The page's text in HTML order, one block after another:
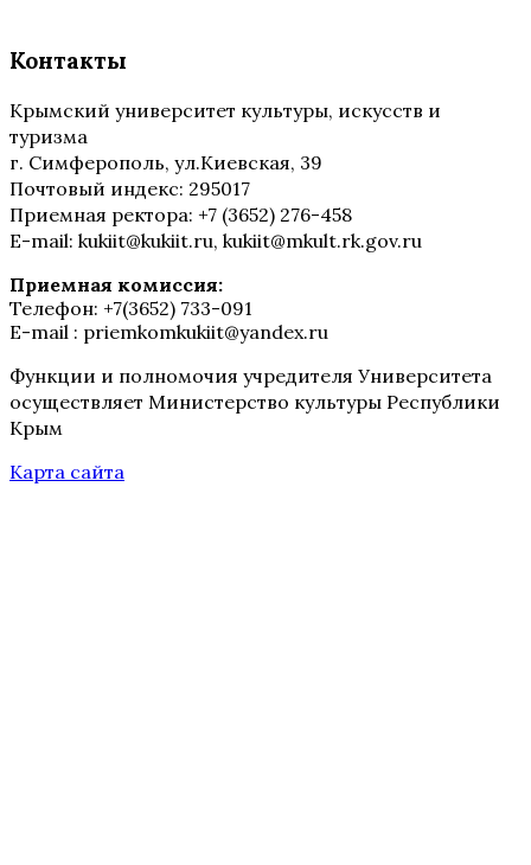
Контакты
Крымский университет культуры, искусств и
туризма
г. Симферополь, ул.Киевская, 39
Почтовый индекс: 295017
Приемная ректора: +7 (3652) 276-458
E-mail: kukiit@kukiit.ru, kukiit@mkult.rk.gov.ru
Приемная комиссия:
Телефон: +7(3652) 733-091
E-mail : priemkomkukiit@yandex.ru
Функции и полномочия учредителя Университета
осуществляет Министерство культуры Республики
Крым
Карта сайта